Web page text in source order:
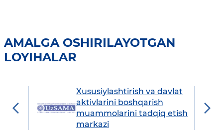
AMALGA OSHIRILAYOTGAN
LOYIHALAR
Xususiylashtirish va davlat
aktivlarini boshqarish
muammolarini tadqiq etish
markazi